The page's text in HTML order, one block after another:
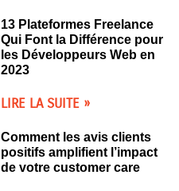
13 Plateformes Freelance
Qui Font la Différence pour
les Développeurs Web en
2023
LIRE LA SUITE »
Comment les avis clients
positifs amplifient l’impact
de votre customer care